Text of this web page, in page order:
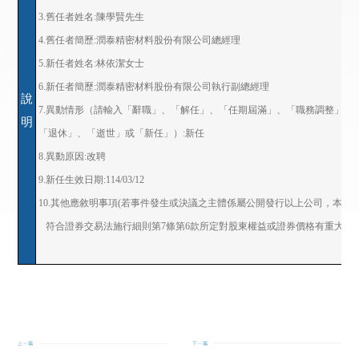
說
明
3.舊任者姓名:陳學賢先生
4.舊任者簡歷:潤泰精密材料股份有限公司總經理
5.新任者姓名:林依潔女士
6.新任者簡歷:潤泰精密材料股份有限公司執行副總經理
7.異動情形（請輸入「辭職」、「解任」、「任期屆滿」、「職務調整」、
「退休」、「逝世」或「新任」）:新任
8.異動原因:改聘
9.新任生效日期:114/03/12
10.其他應敘明事項(若事件發生或決議之主體係屬公開發行以上公司，本則
符合證券交易法施行細則第7條第6款所定對股東權益或證券價格有重大影